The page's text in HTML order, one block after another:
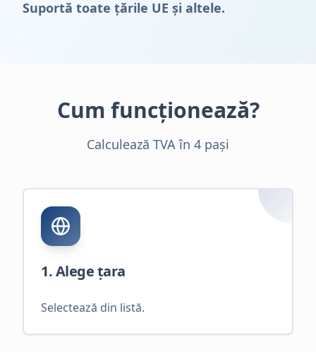
Suportă toate țările UE și altele.
Cum funcționează?
Calculează TVA în 4 pași
1. Alege țara
Selectează din listă.